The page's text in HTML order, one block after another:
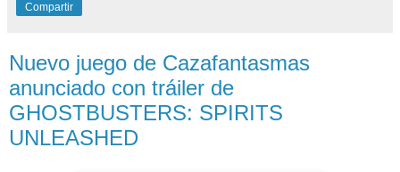
Compartir
Nuevo juego de Cazafantasmas
anunciado con tráiler de
GHOSTBUSTERS: SPIRITS
UNLEASHED